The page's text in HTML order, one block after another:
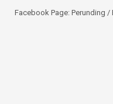
Facebook Page: Perunding /